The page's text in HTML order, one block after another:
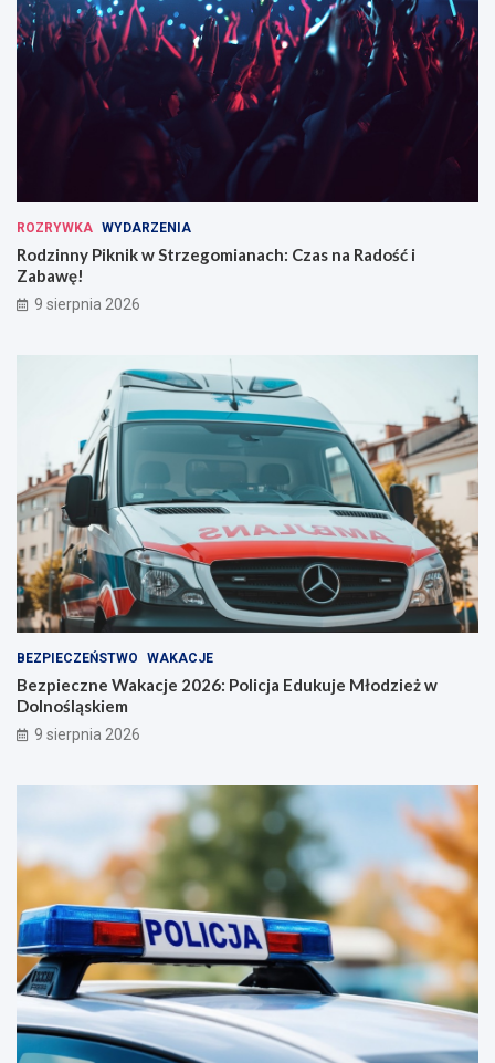
ROZRYWKA WYDARZENIA
Rodzinny Piknik w Strzegomianach: Czas na Radość i
Zabawę!
9 sierpnia 2026
BEZPIECZEŃSTWO WAKACJE
Bezpieczne Wakacje 2026: Policja Edukuje Młodzież w
Dolnośląskiem
9 sierpnia 2026